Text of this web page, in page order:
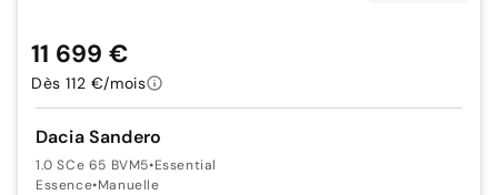
Dacia Sandero
1.0 SCe 65 BVM5•Essential
Essence•Manuelle
11 699 €
Dès 112 €/mois